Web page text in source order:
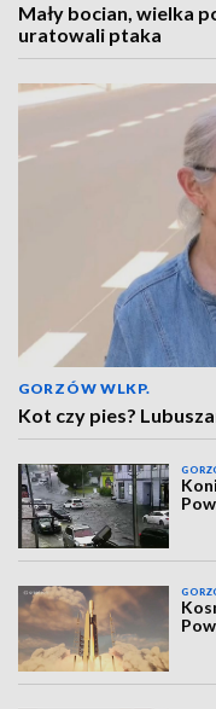
Mały bocian, wielka
uratowali ptaka
GORZÓW WLKP.
Kot czy pies?